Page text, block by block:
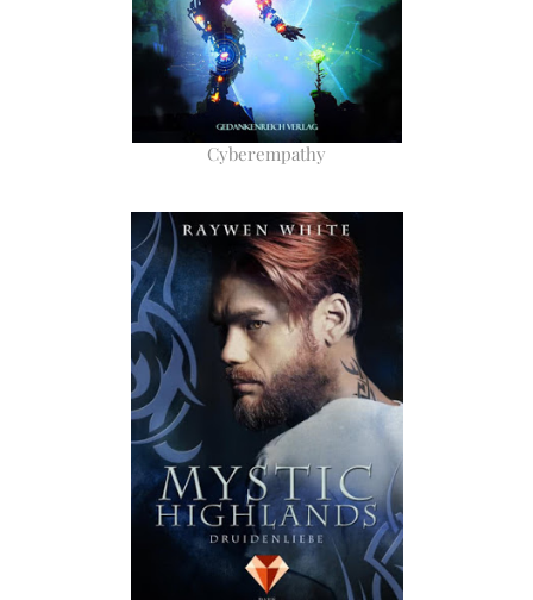
Cyberempathy